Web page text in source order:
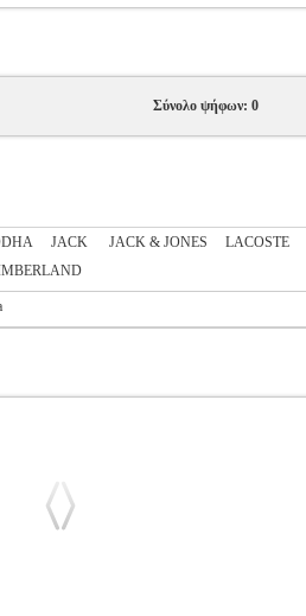
Σύνολο ψήφων: 0
JACK JACK & JONES LACOSTE